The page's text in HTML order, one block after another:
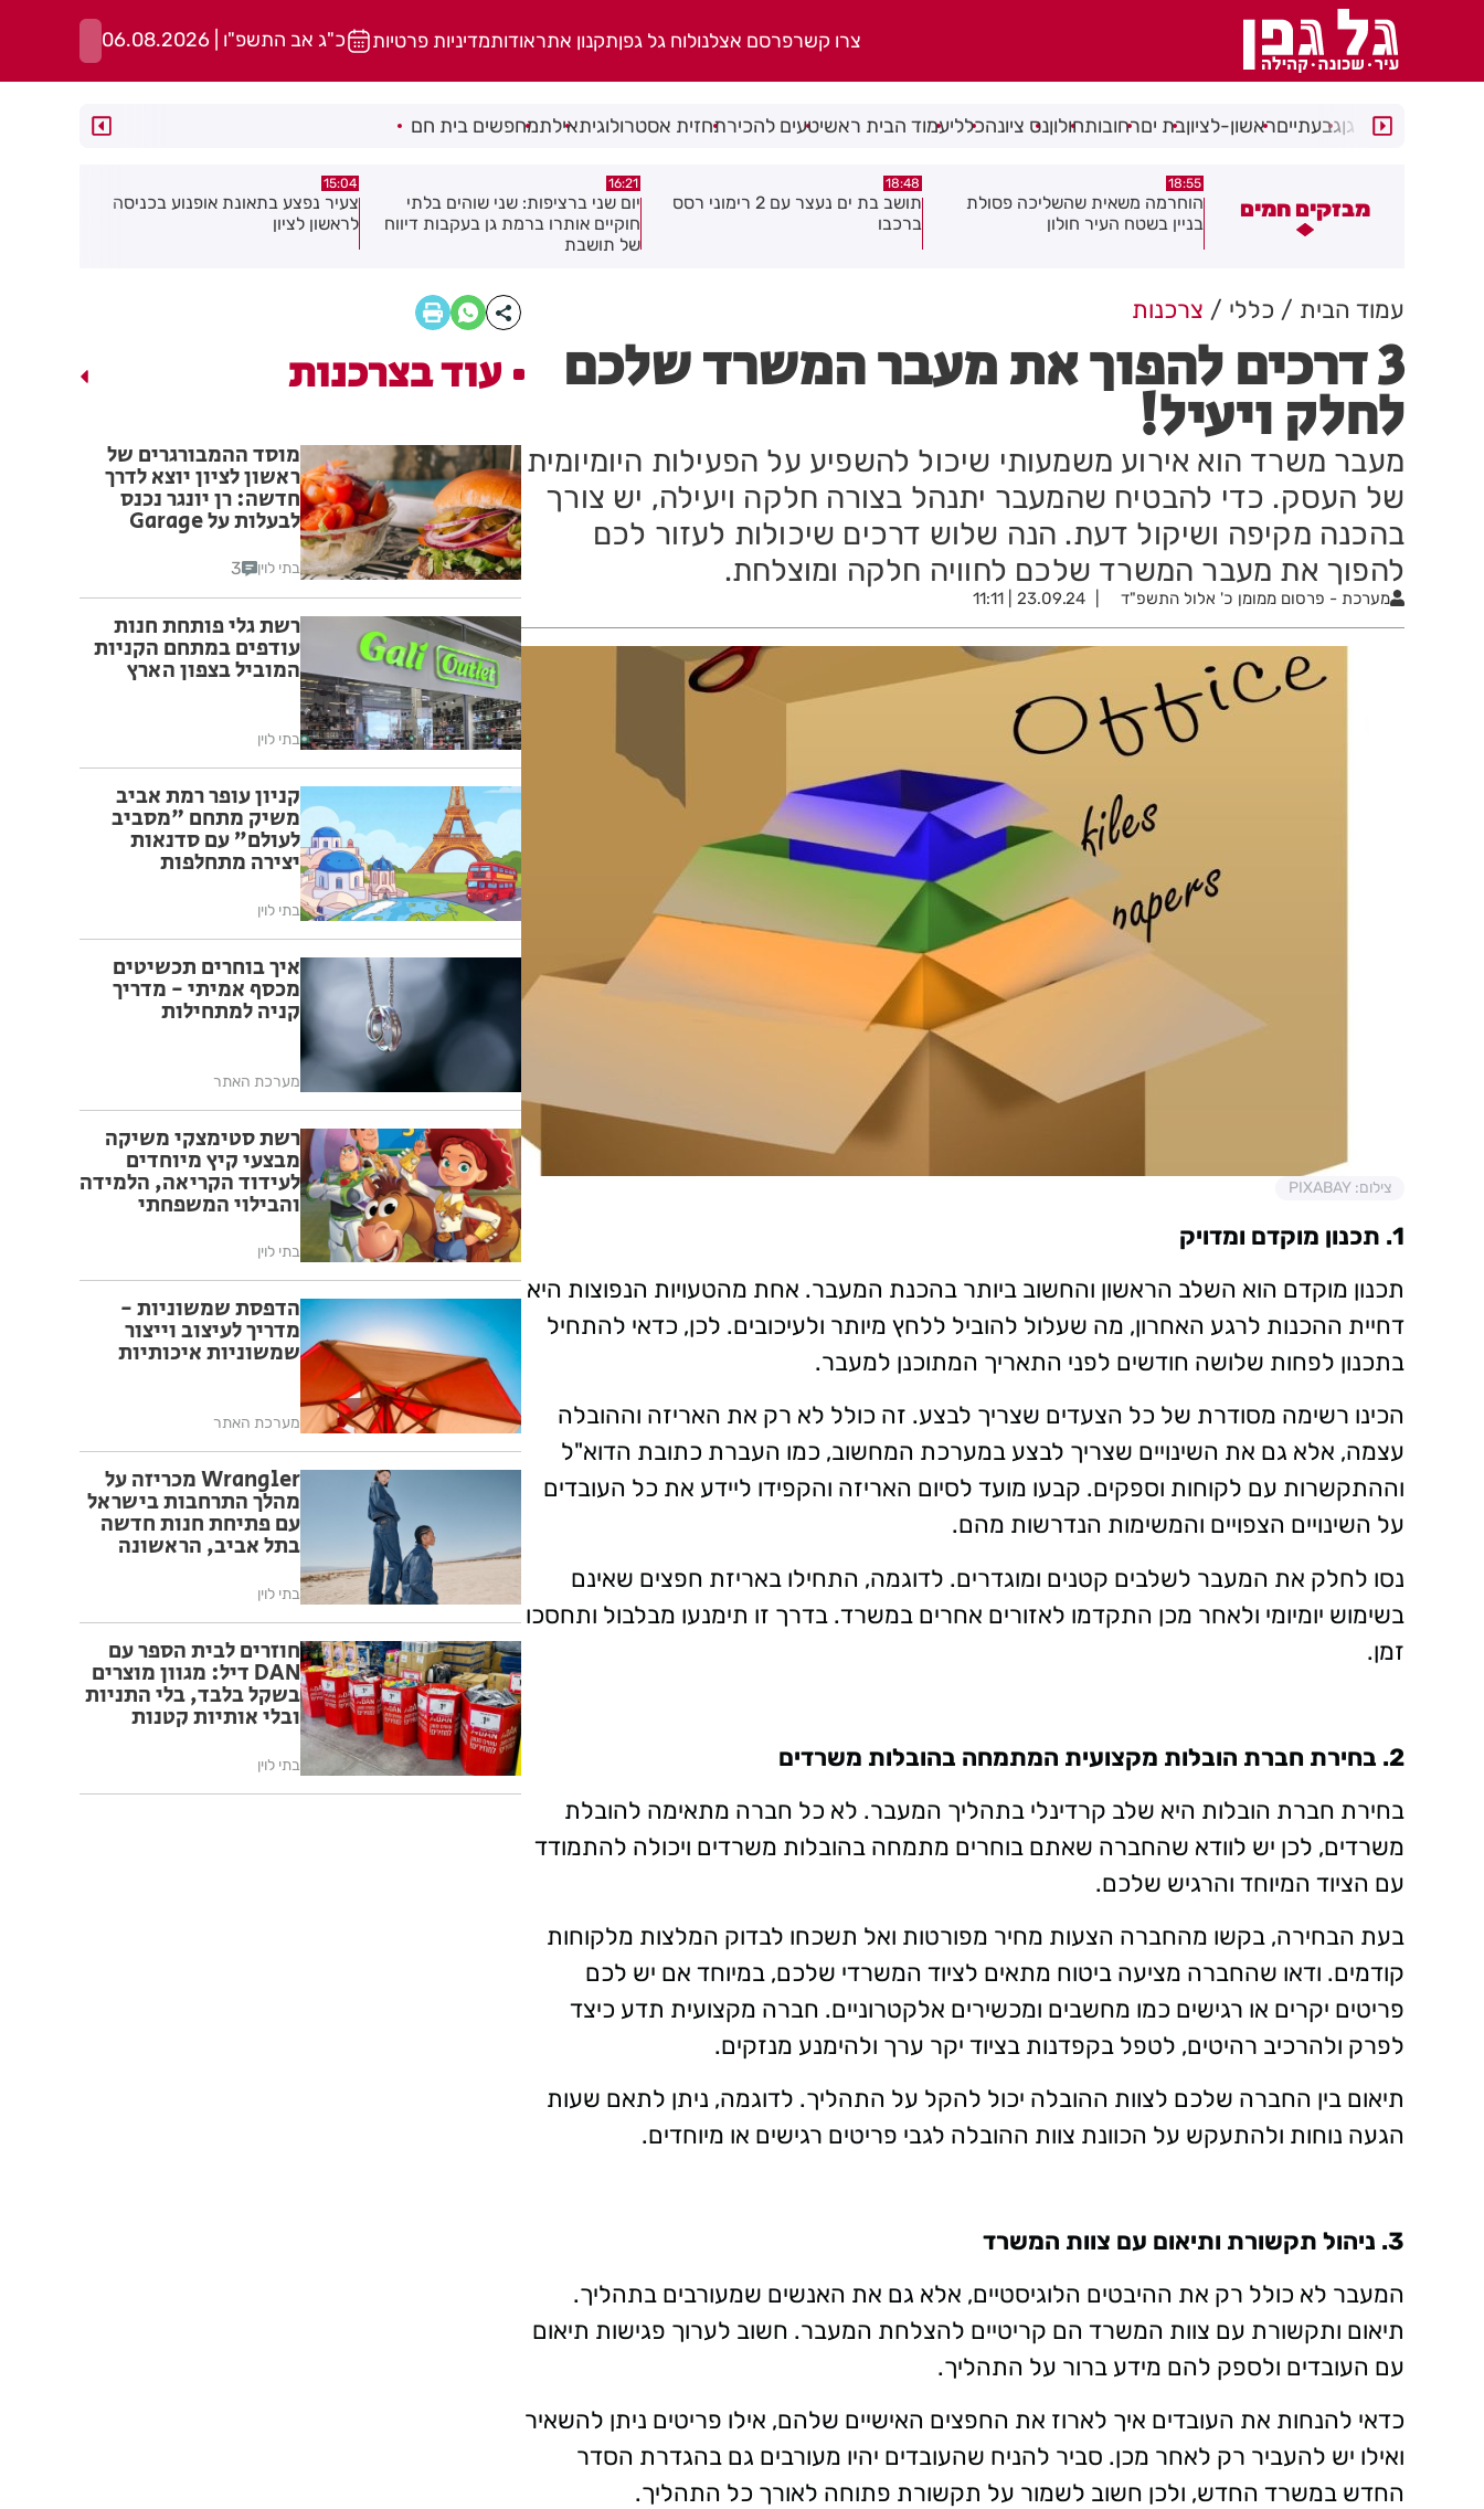
צרו קשרפרסם אצלנולוח גל גפןתקנון אתראודותמדיניות פרטיות כ"ג אב התשפ"ו | 06.08.2026
רמת גןגבעתייםראשון-לציוןבת יםרחובותחולוןנס ציונהכלליעמוד הבית ראשיטעים להכירתחזית אסטרולוגיתאילתמחפשים בית חם
מבזקים חמים
הוחרמה משאית שהשליכה פסולת
בניין בשטח העיר חולון
18:48
תושב בת ים נעצר עם 2 רימוני רסס
ברכבו
16:21
יום שני ברציפות: שני שוהים בלתי
חוקיים אותרו ברמת גן בעקבות דיווח
15:04
צעיר נפצע בתאונת אופנוע בכניסה
לראשון לציון
14:52
כתב אישום נגד תושבת בת ים
בעקבות התעללות בפעוטות בגן בתל
עמוד הבית כללי צרכנות
3 דרכים להפוך את מעבר המשרד שלכם
לחלק ויעיל!
מעבר משרד הוא אירוע משמעותי שיכול להשפיע על הפעילות היומיומית
של העסק. כדי להבטיח שהמעבר יתנהל בצורה חלקה ויעילה, יש צורך
בהכנה מקיפה ושיקול דעת. הנה שלוש דרכים שיכולות לעזור לכם
להפוך את מעבר המשרד שלכם לחוויה חלקה ומוצלחת.
מערכת - פרסום ממומן כ' אלול התשפ"ד 23.09.24 | 11:11
צילום: PIXABAY
1. תכנון מוקדם ומדויק
תכנון מוקדם הוא השלב הראשון והחשוב ביותר בהכנת המעבר. אחת מהטעויות הנפוצות היא
דחיית ההכנות לרגע האחרון, מה שעלול להוביל ללחץ מיותר ולעיכובים. לכן, כדאי להתחיל
בתכנון לפחות שלושה חודשים לפני התאריך המתוכנן למעבר.
הכינו רשימה מסודרת של כל הצעדים שצריך לבצע. זה כולל לא רק את האריזה וההובלה
עצמה, אלא גם את השינויים שצריך לבצע במערכת המחשוב, כמו העברת כתובת הדוא"ל
וההתקשרות עם לקוחות וספקים. קבעו מועד לסיום האריזה והקפידו ליידע את כל העובדים
על השינויים הצפויים והמשימות הנדרשות מהם.
נסו לחלק את המעבר לשלבים קטנים ומוגדרים. לדוגמה, התחילו באריזת חפצים שאינם
בשימוש יומיומי ולאחר מכן התקדמו לאזורים אחרים במשרד. בדרך זו תימנעו מבלבול ותחסכו
זמן.
2. בחירת חברת הובלות מקצועית המתמחה בהובלות משרדים
בחירת חברת הובלות היא שלב קרדינלי בתהליך המעבר. לא כל חברה מתאימה להובלת
משרדים, לכן יש לוודא שהחברה שאתם בוחרים מתמחה בהובלות משרדים ויכולה להתמודד
עם הציוד המיוחד והרגיש שלכם.
בעת הבחירה, בקשו מהחברה הצעות מחיר מפורטות ואל תשכחו לבדוק המלצות מלקוחות
קודמים. ודאו שהחברה מציעה ביטוח מתאים לציוד המשרדי שלכם, במיוחד אם יש לכם
פריטים יקרים או רגישים כמו מחשבים ומכשירים אלקטרוניים. חברה מקצועית תדע כיצד
לפרק ולהרכיב רהיטים, לטפל בקפדנות בציוד יקר ערך ולהימנע מנזקים.
תיאום בין החברה שלכם לצוות ההובלה יכול להקל על התהליך. לדוגמה, ניתן לתאם שעות
הגעה נוחות ולהתעקש על הכוונת צוות ההובלה לגבי פריטים רגישים או מיוחדים.
3. ניהול תקשורת ותיאום עם צוות המשרד
המעבר לא כולל רק את ההיבטים הלוגיסטיים, אלא גם את האנשים שמעורבים בתהליך.
תיאום ותקשורת עם צוות המשרד הם קריטיים להצלחת המעבר. חשוב לערוך פגישות תיאום
עם העובדים ולספק להם מידע ברור על התהליך.
כדאי להנחות את העובדים איך לארוז את החפצים האישיים שלהם, אילו פריטים ניתן להשאיר
ואילו יש להעביר רק לאחר מכן. סביר להניח שהעובדים יהיו מעורבים גם בהגדרת הסדר
החדש במשרד החדש, ולכן חשוב לשמור על תקשורת פתוחה לאורך כל התהליך.
עוד בצרכנות
מוסד ההמבורגרים של
ראשון לציון יוצא לדרך
חדשה: רן יונגר נכנס
לבעלות על Garage
בתי לוין 3
רשת גלי פותחת חנות
עודפים במתחם הקניות
המוביל בצפון הארץ
בתי לוין
קניון עופר רמת אביב
משיק מתחם "מסביב
לעולם” עם סדנאות
יצירה מתחלפות
אירופאיות נבחרות לכל
בתי לוין
איך בוחרים תכשיטים
מכסף אמיתי - מדריך
קניה למתחילות
מערכת האתר
רשת סטימצקי משיקה
מבצעי קיץ מיוחדים
לעידוד הקריאה, הלמידה
והבילוי המשפחתי
בתי לוין
הדפסת שמשוניות -
מדריך לעיצוב וייצור
שמשוניות איכותיות
מערכת האתר
Wrangler מכריזה על
מהלך התרחבות בישראל
עם פתיחת חנות חדשה
בתל אביב, הראשונה
בהתאם לקונספט
בתי לוין
חוזרים לבית הספר עם
DAN דיל: מגוון מוצרים
בשקל בלבד, בלי התניות
ובלי אותיות קטנות
בתי לוין